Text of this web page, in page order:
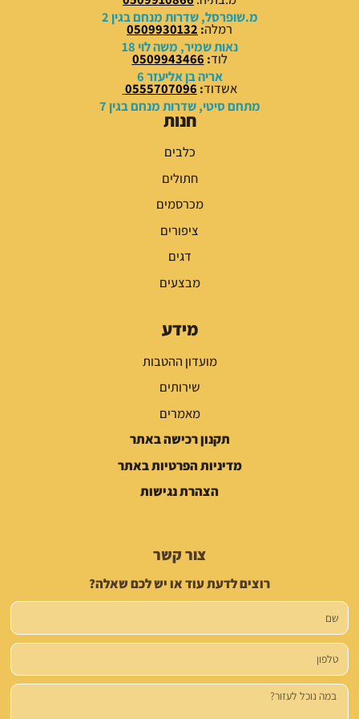
0
₪
.
0
₪
.
מ.שופרסל, שדרות מנחם בגין 2
רמלה:
0509930132
נאות שמיר, משה לוי 18
לוד:
0509943466
אריה בן אליעזר 6
אשדוד:
0555707096
מתחם סיטי, שדרות מנחם בגין 7
חנות
כלבים
חתולים
מכרסמים
ציפורים
דגים
מבצעים
מידע
מועדון ההטבות
שירותים
מאמרים
תקנון רכישה באתר
מדיניות הפרטיות באתר
הצהרת נגישות
צור קשר
רוצים לדעת עוד או יש לכם שאלה?
שם
טלפון
הודעה